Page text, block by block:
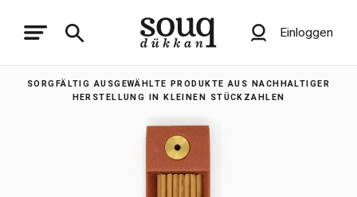
Einloggen
SORGFÄLTIG AUSGEWÄHLTE PRODUKTE AUS NACHHALTIGER
HERSTELLUNG IN KLEINEN STÜCKZAHLEN